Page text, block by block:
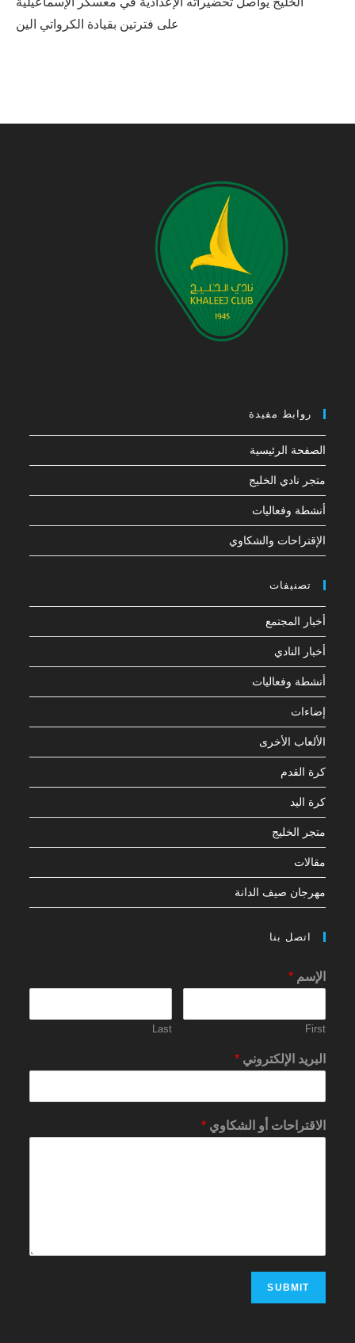
على فترتين بقيادة الكرواتي الين
روابط مفيدة
الصفحة الرئيسية
متجر نادي الخليج
أنشطة وفعاليات
الإقتراحات والشكاوي
تصنيفات
أخبار المجتمع
أخبار النادي
أنشطة وفعاليات
إضاءات
الألعاب الأخرى
كرة القدم
كرة اليد
متجر الخليج
مقالات
مهرجان صيف الدانة
اتصل بنا
الإسم*
First
Last
البريد الإلكتروني*
الاقتراحات أو الشكاوي*
SUBMIT